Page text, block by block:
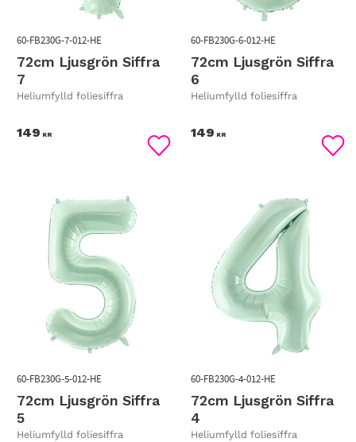
72cm Ljusgrön Siffra
7
Heliumfylld foliesiffra
60-FB230G-7-012-HE
149 KR
Lägg till i favoriter
72cm Ljusgrön Siffra
6
Heliumfylld foliesiffra
60-FB230G-6-012-HE
149 KR
72cm Ljusgrön Siffra
5
Heliumfylld foliesiffra
60-FB230G-5-012-HE
72cm Ljusgrön Siffra
4
Heliumfylld foliesiffra
60-FB230G-4-012-HE